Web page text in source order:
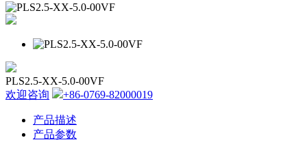
PLS2.5-XX-5.0-00VF
欢迎咨询
+86-0769-82000019
产品描述
产品参数